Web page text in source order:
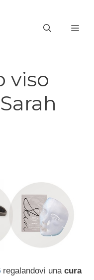
viso
regalandovi una cura